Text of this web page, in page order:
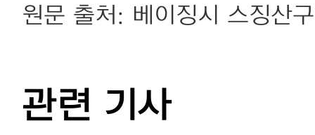
원문 출처: 베이징시 스징산
관련 기사